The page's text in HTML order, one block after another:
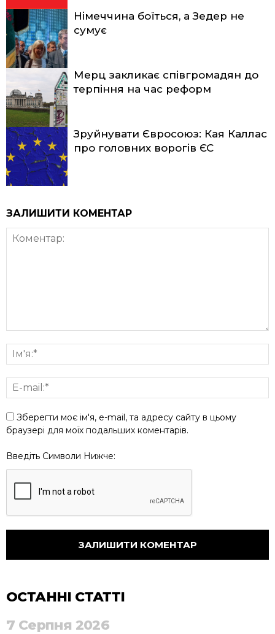
Німеччина боїться, а Зедер не
сумує
Мерц закликає співгромадян до
терпіння на час реформ
Зруйнувати Євросоюз: Кая Каллас
про головних ворогів ЄС
ЗАЛИШИТИ КОМЕНТАР
Зберегти моє ім'я, e-mail, та адресу сайту в цьому
браузері для моїх подальших коментарів.
Введіть Символи Нижче:
ОСТАННІ СТАТТІ
7 Серпня 2026